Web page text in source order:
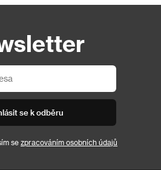
se k odběru
se zpracováním osobních údajů